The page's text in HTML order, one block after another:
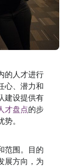
的人才进行
心、潜力和
建设提供有
才盘点的步
。
范围。目的
展方向，为